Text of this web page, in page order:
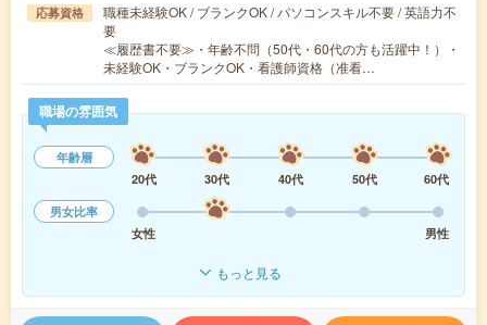
応募資格
職種未経験OK / ブランクOK / パソコンスキル不要 / 英語力不
要
≪履歴書不要≫・年齢不問（50代・60代の方も活躍中！）・
未経験OK・ブランクOK・看護師資格（准看…
職場の雰囲気
年齢層
20代
30代 40代 50代
60代
男女比率
女性
男性
もっと見る